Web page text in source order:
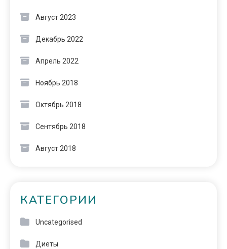
Август 2023
Декабрь 2022
Апрель 2022
Ноябрь 2018
Октябрь 2018
Сентябрь 2018
Август 2018
КАТЕГОРИИ
Uncategorised
Диеты